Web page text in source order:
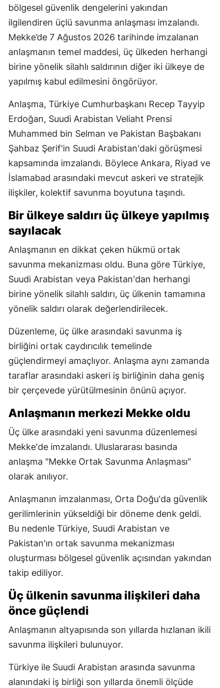
bölgesel güvenlik dengelerini yakından
ilgilendiren üçlü savunma anlaşması imzalandı.
Mekke’de 7 Ağustos 2026 tarihinde imzalanan
anlaşmanın temel maddesi, üç ülkeden herhangi
birine yönelik silahlı saldırının diğer iki ülkeye de
yapılmış kabul edilmesini öngörüyor.
Anlaşma, Türkiye Cumhurbaşkanı Recep Tayyip
Erdoğan, Suudi Arabistan Veliaht Prensi
Muhammed bin Selman ve Pakistan Başbakanı
Şahbaz Şerif'in Suudi Arabistan'daki görüşmesi
kapsamında imzalandı. Böylece Ankara, Riyad ve
İslamabad arasındaki mevcut askeri ve stratejik
ilişkiler, kolektif savunma boyutuna taşındı.
Bir ülkeye saldırı üç ülkeye yapılmış
sayılacak
Anlaşmanın en dikkat çeken hükmü ortak
savunma mekanizması oldu. Buna göre Türkiye,
Suudi Arabistan veya Pakistan'dan herhangi
birine yönelik silahlı saldırı, üç ülkenin tamamına
yönelik saldırı olarak değerlendirilecek.
Düzenleme, üç ülke arasındaki savunma iş
birliğini ortak caydırıcılık temelinde
güçlendirmeyi amaçlıyor. Anlaşma aynı zamanda
taraflar arasındaki askeri iş birliğinin daha geniş
bir çerçevede yürütülmesinin önünü açıyor.
Anlaşmanın merkezi Mekke oldu
Üç ülke arasındaki yeni savunma düzenlemesi
Mekke'de imzalandı. Uluslararası basında
anlaşma "Mekke Ortak Savunma Anlaşması"
olarak anılıyor.
Anlaşmanın imzalanması, Orta Doğu'da güvenlik
gerilimlerinin yükseldiği bir döneme denk geldi.
Bu nedenle Türkiye, Suudi Arabistan ve
Pakistan'ın ortak savunma mekanizması
oluşturması bölgesel güvenlik açısından yakından
takip ediliyor.
Üç ülkenin savunma ilişkileri daha
önce güçlendi
Anlaşmanın altyapısında son yıllarda hızlanan ikili
savunma ilişkileri bulunuyor.
Türkiye ile Suudi Arabistan arasında savunma
alanındaki iş birliği son yıllarda önemli ölçüde